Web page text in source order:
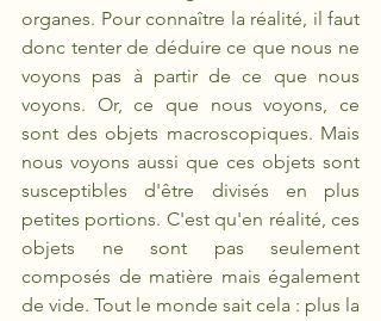
organes. Pour connaître la réalité, il faut
donc tenter de déduire ce que nous ne
voyons pas à partir de ce que nous
voyons. Or, ce que nous voyons, ce
sont des objets macroscopiques. Mais
nous voyons aussi que ces objets sont
susceptibles d'être divisés en plus
petites portions. C'est qu'en réalité, ces
objets ne sont pas seulement
composés de matière mais également
de vide. Tout le monde sait cela : plus la